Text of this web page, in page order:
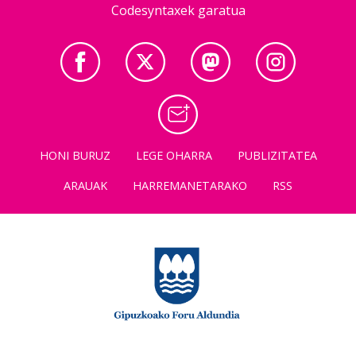
Codesyntaxek garatua
HONI BURUZ LEGE OHARRA
PUBLIZITATEA
ARAUAK
HARREMANETARAKO RSS